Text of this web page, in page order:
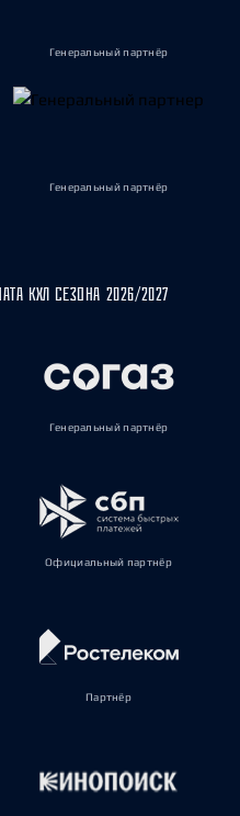
Генеральный партнёр
Генеральный партнёр
КХЛ СЕЗОНА 2026/2027
Генеральный партнёр
Официальный партнёр
Партнёр